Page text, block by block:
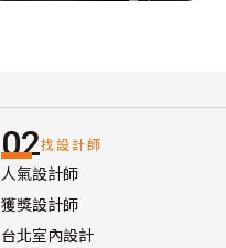
02找設計師
人氣設計師
獲獎設計師
台北室內設計